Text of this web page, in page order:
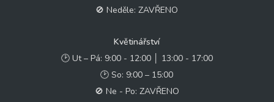
🚫 Neděle: ZAVŘENO
Květinářství
🕑 Ut – Pá: 9:00 - 12:00 │ 13:00 - 17:00
🕑 So: 9:00 – 15:00
🚫 Ne - Po: ZAVŘENO